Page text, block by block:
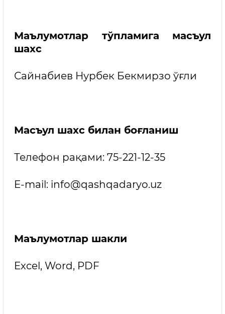
Маълумотлар тўпламига масъул
шахс
Сайнабиев Нурбек Бекмирзо ўғли
Масъул шахс билан боғланиш
Телефон рақами: 75-221-12-35
E-mail: info@qashqadaryo.uz
Маълумотлар шакли
Excel, Word, PDF